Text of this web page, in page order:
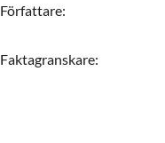
Författare:
Faktagranskare: